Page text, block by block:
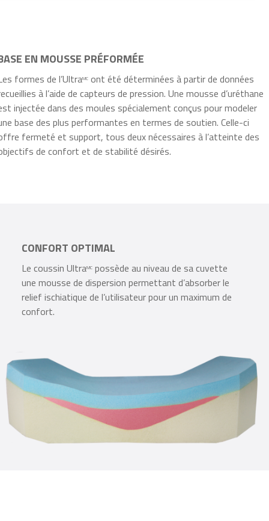
EN MOUSSE PRÉFORMÉE
formes de l’Ultra
ont été déterminées à partir de données
à l’aide de capteurs de pression. Une mousse d’uréthane
injectée dans des moules spécialement conçus pour modeler
base des plus performantes en termes de soutien. Celle-ci
fermeté et support, tous deux nécessaires à l’atteinte des
de confort et de stabilité désirés.
CONFORT OPTIMAL
Le coussin Ultra
possède au niveau de sa cuvette
une mousse de dispersion permettant d’absorber le
relief ischiatique de l’utilisateur pour un maximum de